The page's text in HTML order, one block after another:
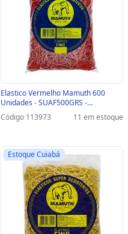
Elastico Vermelho Mamuth 600
Unidades - SUAF500GRS -
SUAF500GRS
Código 113973 11 em estoque
Estoque Cuiabá